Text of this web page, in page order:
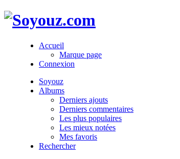
Accueil
Marque page
Connexion
Soyouz
Albums
Derniers ajouts
Derniers commentaires
Les plus populaires
Les mieux notées
Mes favoris
Rechercher